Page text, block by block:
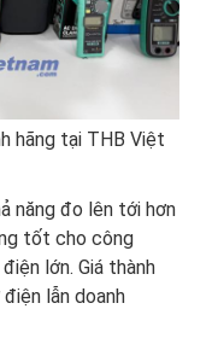
hãng tại THB Việt
năng đo lên tới hơn
tốt cho công
lớn. Giá thành
lẫn doanh